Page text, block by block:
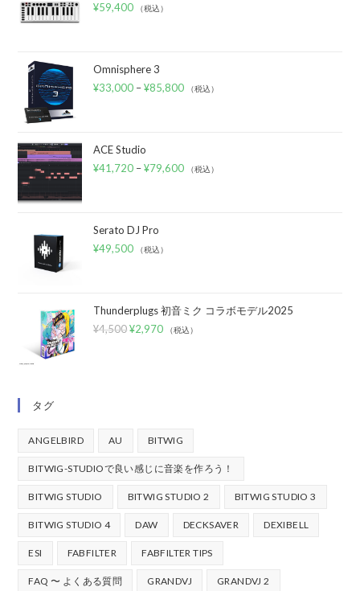
¥59,400 （税込）
Omnisphere 3
¥33,000 –¥85,800 （税込）
ACE Studio
¥41,720 –¥79,600 （税込）
Serato DJ Pro
¥49,500 （税込）
Thunderplugs 初音ミク コラボモデル2025
¥4,500 ¥2,970 （税込）
タグ
ANGELBIRD AU BITWIG
BITWIG-STUDIOで良い感じに音楽を作ろう！
BITWIG STUDIO BITWIG STUDIO 2 BITWIG STUDIO 3
BITWIG STUDIO 4 DAW DECKSAVER DEXIBELL
ESI FABFILTER FABFILTER TIPS
FAQ 〜 よくある質問 GRANDVJ GRANDVJ 2